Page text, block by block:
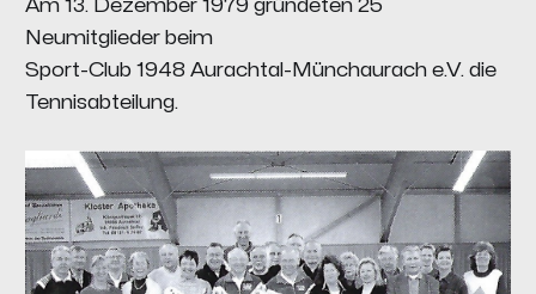
Am 13. Dezember 1979 gründeten 25
Neumitglieder beim
Sport-Club 1948 Aurachtal-Münchaurach e.V. die
Tennisabteilung.